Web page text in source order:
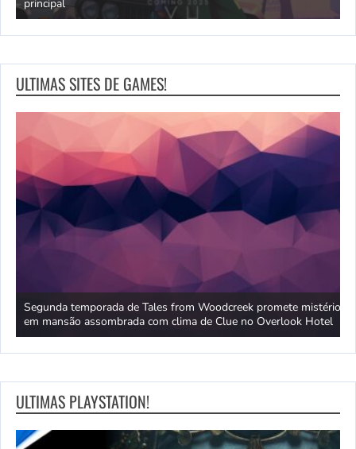
principal
ULTIMAS SITES DE GAMES!
Segunda temporada de Tales from Woodcreek promete mistério
em mansão assombrada com clima de Clue no Overlook Hotel
ULTIMAS PLAYSTATION!